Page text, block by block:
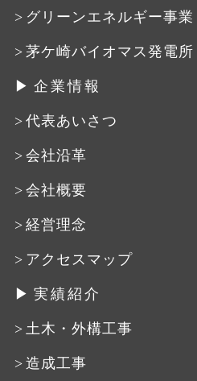
グリーンエネルギー事業
茅ケ崎バイオマス発電所
企業情報
代表あいさつ
会社沿革
会社概要
経営理念
アクセスマップ
実績紹介
土木・外構工事
造成工事